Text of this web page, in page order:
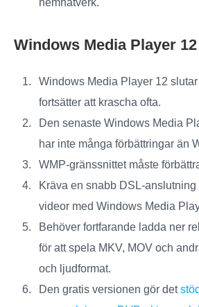
hemnätverk.
Windows Media Player
Windows Media Player 12
fortsätter att krascha ofta.
Den senaste Windows Media
har inte många förbättringar än
WMP-gränssnittet måste
Kräva en snabb DSL-anslutning
videor med Windows Media
Behöver fortfarande ladda ner
för att spela MKV, MOV och
och ljudformat.
Den gratis versionen gör det